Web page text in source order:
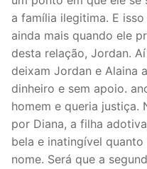
a família ilegitima. E
ainda mais quando ele
desta relação, Jordan.
deixam Jordan e Alaina
dinheiro e sem apoio.
homem e queria justiça.
por Diana, a filha
bela e inatingível
nome. Será que a